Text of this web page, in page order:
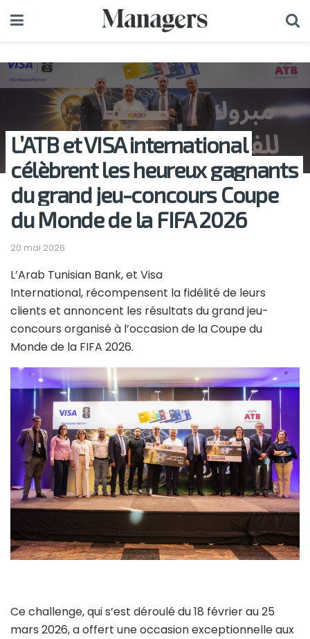
L’ATB et VISA international
célèbrent les heureux gagnants
du grand jeu-concours Coupe
du Monde de la FIFA 2026
20 mai 2026
L’Arab Tunisian Bank, et Visa
International, récompensent la fidélité de leurs
clients et annoncent les résultats du grand jeu-
concours organisé à l’occasion de la Coupe du
Monde de la FIFA 2026.
Ce challenge, qui s’est déroulé du 18 février au 25
mars 2026, a offert une occasion exceptionnelle aux